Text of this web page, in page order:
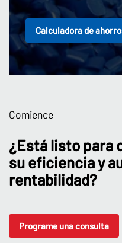
Calculadora de
Comience
¿Está listo para
su eficiencia y
rentabilidad?
Programe una consulta